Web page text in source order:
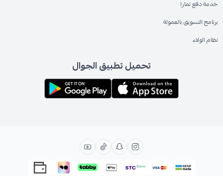
خدمة دفع تمارا
برنامج التسويق بالعمولة
نظام الولاء
تحميل تطبيق الجوال